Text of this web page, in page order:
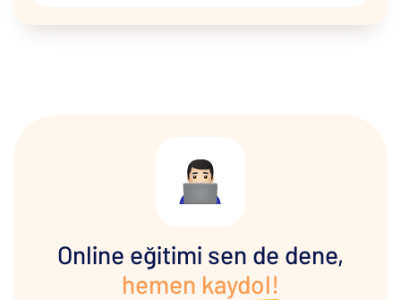
Online eğitimi sen de dene,
hemen kaydol!